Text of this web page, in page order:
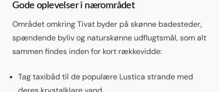
Gode oplevelser i nærområdet
Området omkring Tivat byder på skønne badesteder,
spændende byliv og naturskønne udflugtsmål, som alt
sammen findes inden for kort rækkevidde:
Tag taxibåd til de populære Lustica strande med